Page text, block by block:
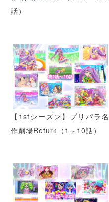
話）
【1stシーズン】プリパラ名
作劇場Return（1～10話）